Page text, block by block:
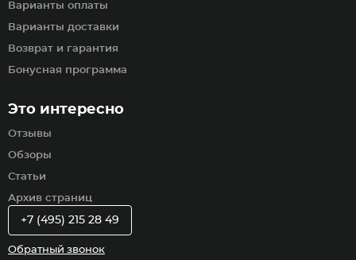
Варианты оплаты
Варианты доставки
Возврат и гарантия
Бонусная программа
Это интересно
Отзывы
Обзоры
Статьи
Архив страниц
+7 (495) 215 28 49
Обратный звонок